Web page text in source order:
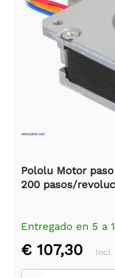
Pololu Motor
200 pasos/
Entregado en 5 a
€ 107,30 Incl.